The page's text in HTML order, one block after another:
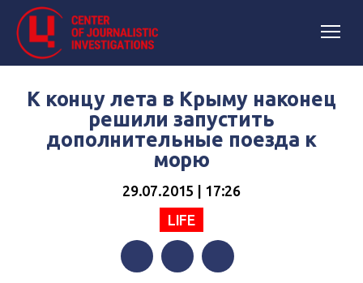
К концу лета в Крыму наконец
решили запустить
дополнительные поезда к
морю
29.07.2015 | 17:26
LIFE